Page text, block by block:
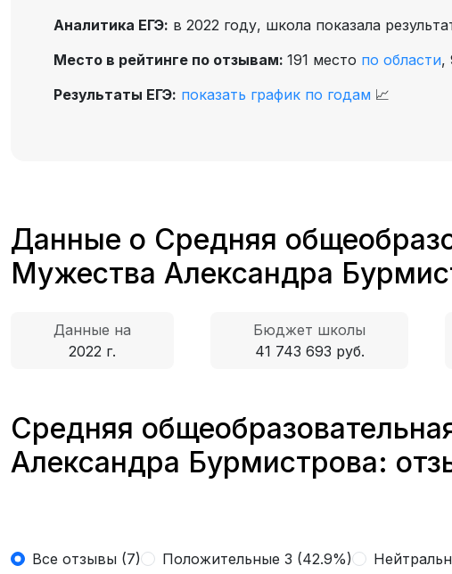
Аналитика ЕГЭ: в 2022 году, школа показала
Место в рейтинге по отзывам: 191 место по области,
Результаты ЕГЭ: показать график по годам 📈
Данные о Средняя
Мужества Александра
Данные на
2022 г.
Бюджет школы
41 743 693 руб.
Средняя
Александра Бурмистрова:
Все отзывы (7) Положительные 3 (42.9%)